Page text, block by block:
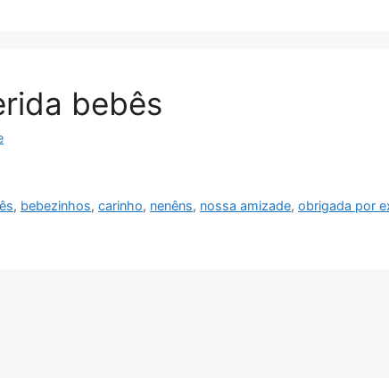
bebês
, bebezinhos,carinho, nenêns, nossa amizade,obrigada por